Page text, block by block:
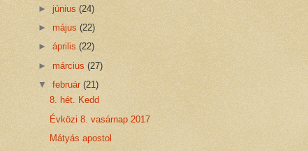
►június(24)
►május(22)
►április(22)
►március(27)
▼február(21)
8. hét. Kedd
Évközi 8. vasárnap 2017
Mátyás apostol